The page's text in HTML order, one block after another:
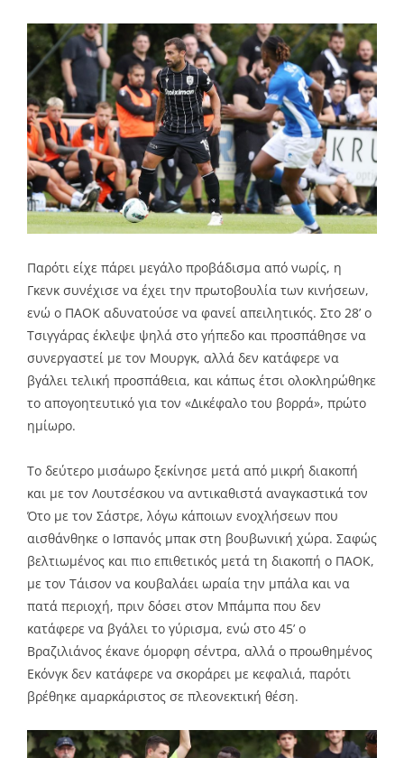
Παρότι είχε πάρει μεγάλο προβάδισμα από νωρίς, η
Γκενκ συνέχισε να έχει την πρωτοβουλία των κινήσεων,
ενώ ο ΠΑΟΚ αδυνατούσε να φανεί απειλητικός. Στο 28’ ο
Τσιγγάρας έκλεψε ψηλά στο γήπεδο και προσπάθησε να
συνεργαστεί με τον Μουργκ, αλλά δεν κατάφερε να
βγάλει τελική προσπάθεια, και κάπως έτσι ολοκληρώθηκε
το απογοητευτικό για τον «Δικέφαλο του βορρά», πρώτο
ημίωρο.
Το δεύτερο μισάωρο ξεκίνησε μετά από μικρή διακοπή
και με τον Λουτσέσκου να αντικαθιστά αναγκαστικά τον
Ότο με τον Σάστρε, λόγω κάποιων ενοχλήσεων που
αισθάνθηκε ο Ισπανός μπακ στη βουβωνική χώρα. Σαφώς
βελτιωμένος και πιο επιθετικός μετά τη διακοπή ο ΠΑΟΚ,
με τον Τάισον να κουβαλάει ωραία την μπάλα και να
πατά περιοχή, πριν δόσει στον Μπάμπα που δεν
κατάφερε να βγάλει το γύρισμα, ενώ στο 45’ ο
Βραζιλιάνος έκανε όμορφη σέντρα, αλλά ο προωθημένος
Εκόνγκ δεν κατάφερε να σκοράρει με κεφαλιά, παρότι
βρέθηκε αμαρκάριστος σε πλεονεκτική θέση.